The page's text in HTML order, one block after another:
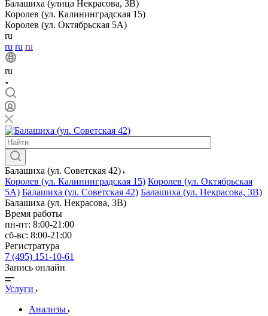
Балашиха (улица Некрасова, 3В)
Королев (ул. Калининградская 15)
Королев (ул. Октябрьская 5А)
ru
ru ru ru
ru
Балашиха (ул. Советская 42)
Королев (ул. Калининградская 15) Королев (ул. Октябрьская
5А) Балашиха (ул. Советская 42) Балашиха (ул. Некрасова, 3В)
Балашиха (ул. Некрасова, 3В)
Время работы
пн-пт: 8:00-21:00
сб-вс: 8:00-21:00
Регистратура
7 (495) 151-10-61
Запись онлайн
Услуги
Анализы